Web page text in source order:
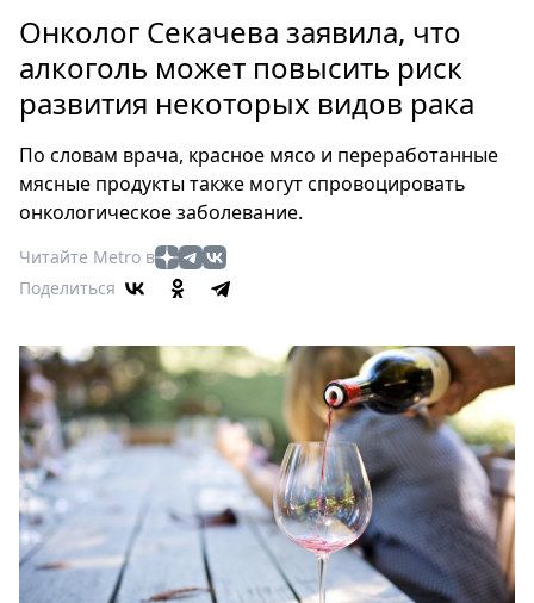
Россия
Мир
Здоровье
Туризм
Мода
Кино
Афиша
Выставки
Пресс-
релизы
Metro
Стримы
Спецпроекты
Звезды
Онколог Секачева заявила, что
алкоголь может повысить риск
развития некоторых видов рака
По словам врача, красное мясо и переработанные
мясные продукты также могут спровоцировать
онкологическое заболевание.
Читайте Metro в
Поделиться